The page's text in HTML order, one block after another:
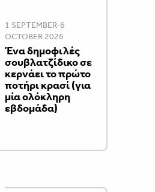
1 SEPTEMBER-6
OCTOBER 2026
Ένα δημοφιλές
σουβλατζίδικο σε
κερνάει το πρώτο
ποτήρι κρασί (για
μία ολόκληρη
εβδομάδα)